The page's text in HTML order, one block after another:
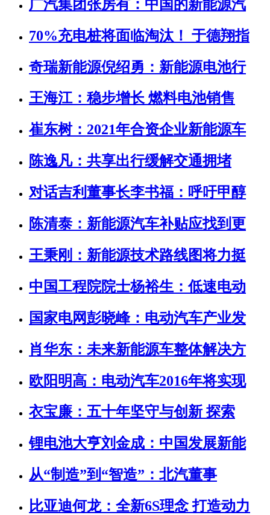
广汽集团张房有：中国的新能源汽
70%充电桩将面临淘汰！ 于德翔指
奇瑞新能源倪绍勇：新能源电池行
王海江：稳步增长 燃料电池销售
崔东树：2021年合资企业新能源车
陈逸凡：共享出行缓解交通拥堵
对话吉利董事长李书福：呼吁甲醇
陈清泰：新能源汽车补贴应找到更
王秉刚：新能源技术路线图将力挺
中国工程院院士杨裕生：低速电动
国家电网彭晓峰：电动汽车产业发
肖华东：未来新能源车整体解决方
欧阳明高：电动汽车2016年将实现
衣宝廉：五十年坚守与创新 探索
锂电池大亨刘金成：中国发展新能
从“制造”到“智造”：北汽董事
比亚迪何龙：全新6S理念 打造动力